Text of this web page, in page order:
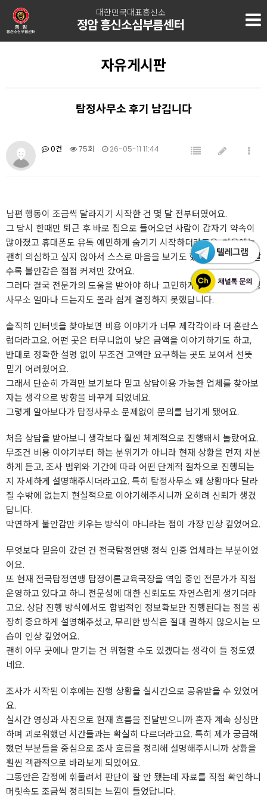
대한민국대표흥신소
정암 흥신소심부름센터
자유게시판
탐정사무소 후기 남깁니다
0건 75회 26-05-11 11:44
남편 행동이 조금씩 달라지기 시작한 건 몇 달 전부터였어요.
그 당시 한때만 퇴근 후 바로 집으로 들어오던 사람이 갑자기 약속이
많아졌고 휴대폰도 유독 예민하게 숨기기 시작하더라고요. 처음에는
괜히 의심하고 싶지 않아서 스스로 마음을 보기도 했지만 시간이 지날
수록 불안감은 점점 커져만 갔어요.
그러다 결국 전문가의 도움을 받아야 하나 고민하게 됐는데 막상탐정
사무소 얼마나 드는지도 몰라 쉽게 결정하지 못했답니다.
솔직히 인터넷을 찾아보면 비용 이야기가 너무 제각각이라 더 혼란스
럽더라고요. 어떤 곳은 터무니없이 낮은 금액을 이야기하기도 하고,
반대로 정확한 설명 없이 무조건 고액만 요구하는 곳도 보여서 선뜻
믿기 어려웠어요.
그래서 단순히 가격만 보기보다 믿고 상담이용 가능한 업체를 찾아보
자는 생각으로 방향을 바꾸게 되었네요.
그렇게 알아보다가 탐정사무소 문제없이 문의를 남기게 됐어요.
처음 상담을 받아보니 생각보다 훨씬 체계적으로 진행돼서 놀랐어요.
무조건 비용 이야기부터 하는 분위기가 아니라 현재 상황을 먼저 차분
하게 듣고, 조사 범위와 기간에 따라 어떤 단계적 절차으로 진행되는
지 자세하게 설명해주시더라고요. 특히 탐정사무소 왜 상황마다 달라
질 수밖에 없는지 현실적으로 이야기해주시니까 오히려 신뢰가 생겼
답니다.
막연하게 불안감만 키우는 방식이 아니라는 점이 가장 인상 깊었어요.
무엇보다 믿음이 갔던 건 전국탐정연맹 정식 인증 업체라는 부분이었
어요.
또 현재 전국탐정연맹 탐정이론교육국장을 역임 중인 전문가가 직접
운영하고 있다고 하니 전문성에 대한 신뢰도도 자연스럽게 생기더라
고요. 상담 진행 방식에서도 합법적인 정보확보만 진행된다는 점을 굉
장히 중요하게 설명해주셨고, 무리한 방식은 절대 권하지 않으시는 모
습이 인상 깊었어요.
괜히 아무 곳에나 맡기는 건 위험할 수도 있겠다는 생각이 들 정도였
네요.
조사가 시작된 이후에는 진행 상황을 실시간으로 공유받을 수 있었어
요.
실시간 영상과 사진으로 현재 흐름을 전달받으니까 혼자 계속 상상만
하며 괴로워했던 시간들과는 확실히 다르더라고요. 특히 제가 궁금해
했던 부분들을 중심으로 조사 흐름을 정리해 설명해주시니까 상황을
훨씬 객관적으로 바라보게 되었어요.
그동안은 감정에 휘둘려서 판단이 잘 안 됐는데 자료를 직접 확인하니
머릿속도 조금씩 정리되는 느낌이 들었답니다.